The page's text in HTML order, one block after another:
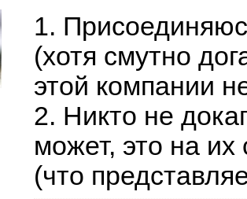
1.
(хотя смутно
этой компании
2. Никто не
может, это на
(что